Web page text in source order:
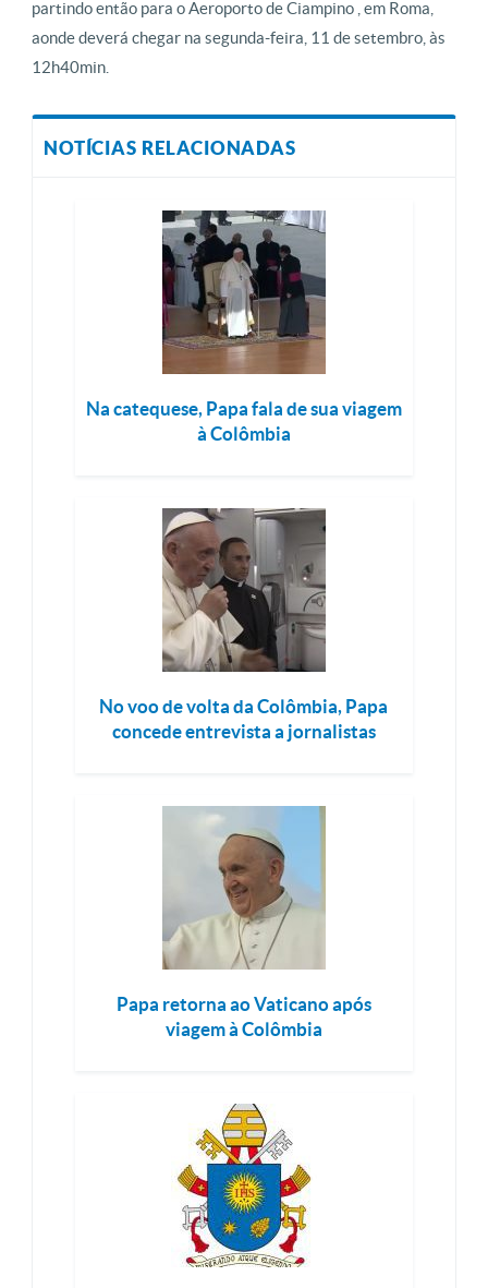
partindo então para o Aeroporto de Ciampino , em Roma,
aonde deverá chegar na segunda-feira, 11 de setembro, às
12h40min.
NOTÍCIAS RELACIONADAS
Na catequese, Papa fala de sua viagem
à Colômbia
No voo de volta da Colômbia, Papa
concede entrevista a jornalistas
Papa retorna ao Vaticano após
viagem à Colômbia